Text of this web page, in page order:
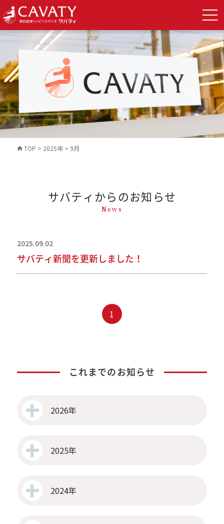
TOP > 2025年> 9月
サバティからのお知らせ
News
2025.09.02
サバティ新聞を更新しました！
1
これまでのお知らせ
2026年
2025年
2024年